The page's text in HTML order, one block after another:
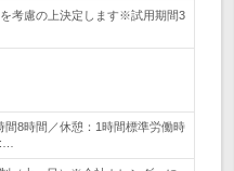
考慮の上決定します※試用期間3
間8時間／休憩：1時間標準労働時